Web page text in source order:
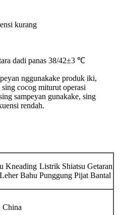
kurang
dadi panas 38/42±3 ℃
nggunakake produk iki,
cocog miturut operasi
sampeyan gunakake, sing
rendah.
Kneading Listrik Shiatsu Getaran
Bahu Punggung Pijat Bantal
China